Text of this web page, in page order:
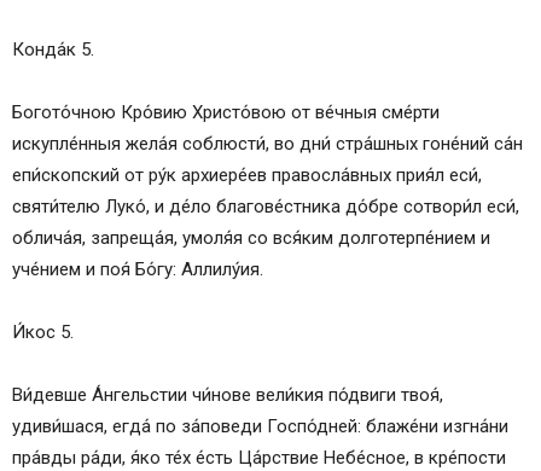
Конда́к 5.
Богото́чною Кро́вию Христо́вою от ве́чныя сме́рти
искупле́нныя жела́я соблюсти́, во дни́ стра́шных гоне́ний са́н
епи́скопский от ру́к архиере́ев правосла́вных прия́л еси́,
святи́телю Луко́, и де́ло благове́стника до́бре сотвори́л еси́,
облича́я, запреща́я, умоля́я со вся́ким долготерпе́нием и
уче́нием и поя́ Бо́гу: Аллилу́ия.
И́кос 5.
Ви́девше А́нгельстии чи́нове вели́кия по́двиги твоя́,
удиви́шася, егда́ по за́поведи Госпо́дней: блаже́ни изгна́ни
пра́вды ра́ди, я́ко те́х е́сть Ца́рствие Небе́сное, в кре́пости